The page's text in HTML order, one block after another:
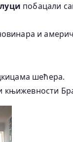
побацали
и
шећера.
књижевности